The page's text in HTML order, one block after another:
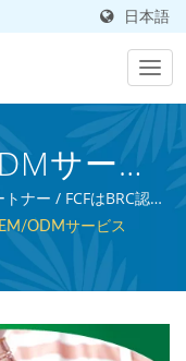
日本語
サービ
た缶詰食
造業者 |
Co.,
ナー / FCFはBRC認定
加工の専門家です。
ODMサービス